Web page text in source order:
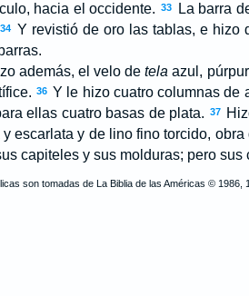
hacia el occidente. 33
La barra
34
Y revistió de oro las tablas, e hizo
además, el velo detela azul,
36 Y le hizo cuatro columnas de
ellas cuatro basas de plata. 37
y escarlata y de lino fino torcido, obra
capiteles y sus molduras; pero sus
son tomadas de La Biblia de las Américas © 1986,